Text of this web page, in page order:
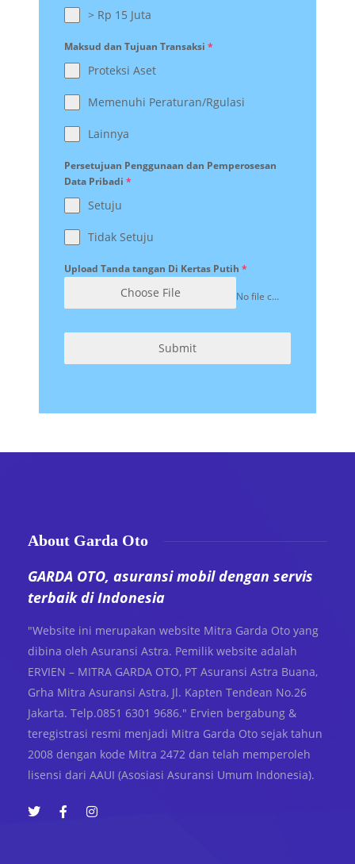
> Rp 15 Juta
Maksud dan Tujuan Transaksi *
Proteksi Aset
Memenuhi Peraturan/Rgulasi
Lainnya
Persetujuan Penggunaan dan Pemperosesan
Data Pribadi *
Setuju
Tidak Setuju
Upload Tanda tangan Di Kertas Putih *
Choose File No file chosen
Submit
About Garda Oto
GARDA OTO, asuransi mobil dengan servis
terbaik di Indonesia
"Website ini merupakan website Mitra Garda Oto yang
dibina oleh Asuransi Astra. Pemilik website adalah
ERVIEN – MITRA GARDA OTO, PT Asuransi Astra Buana,
Grha Mitra Asuransi Astra, Jl. Kapten Tendean No.26
Jakarta. Telp.0851 6301 9686." Ervien bergabung &
teregistrasi resmi menjadi Mitra Garda Oto sejak tahun
2008 dengan kode Mitra 2472 dan telah memperoleh
lisensi dari AAUI (Asosiasi Asuransi Umum Indonesia).